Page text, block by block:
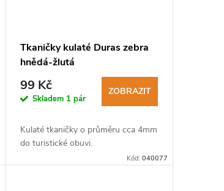
Tkaničky kulaté Duras zebra
hnědá-žlutá
99 Kč
Skladem 1 pár
ZOBRAZIT
Kulaté tkaničky o průměru cca 4mm
do turistické obuvi.
Kód: 040077